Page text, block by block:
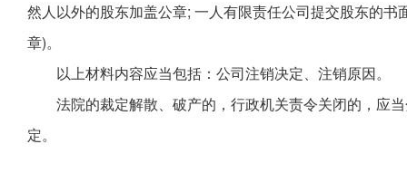
然人以外的股东加盖公章; 一人有限责任公司提交股东的
章)。
以上材料内容应当包括：公司注销决定、注销原因。
法院的裁定解散、破产的，行政机关责令关闭的，应
定。